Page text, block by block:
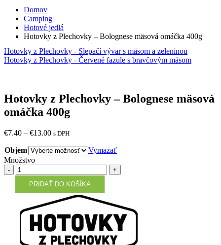
Domov
Camping
Hotové jedlá
Hotovky z Plechovky – Bolognese mäsová omáčka 400g
Hotovky z Plechovky - Slepačí vývar s mäsom a zeleninou
Hotovky z Plechovky - Červené fazule s bravčovým mäsom
Hotovky z Plechovky – Bolognese mäsová
omáčka 400g
€7.40 – €13.00 s DPH
Objem
Vymazať
Množstvo
Množstvo
PRIDAŤ DO KOŠÍKA